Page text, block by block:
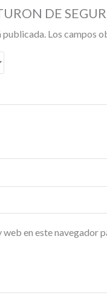
DE
publicada. Los campos
en este navegador